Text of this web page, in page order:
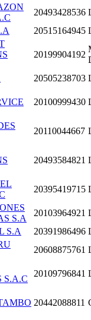
20493428536
20515164945
20199904192
20505238703
20100999430
20110044667
20493584821
20395419715
S.A
20103964921
S.A 20391986496
20608875761
S.A.C
20109796841
20442088811